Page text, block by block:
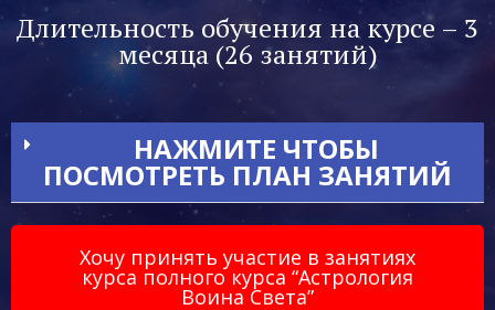
Длительность обучения на курсе – 3
месяца (26 занятий)
НАЖМИТЕ ЧТОБЫ
ПОСМОТРЕТЬ ПЛАН ЗАНЯТИЙ
Хочу принять участие в занятиях
курса полного курса “Астрология
Воина Света”